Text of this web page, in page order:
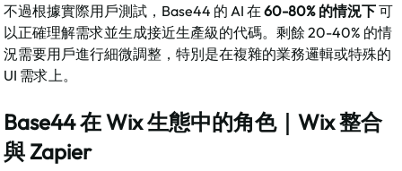
不過根據實際用戶測試，Base44 的 AI 在 60-80% 的情況下 可
以正確理解需求並生成接近生產級的代碼。剩餘 20-40% 的情
況需要用戶進行細微調整，特別是在複雜的業務邏輯或特殊的
UI 需求上。​
Base44 在 Wix 生態中的角色｜Wix 整合
與 Zapier